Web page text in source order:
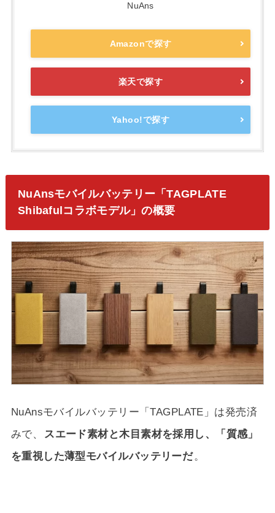
NuAns
Amazonで探す
楽天で探す
Yahoo!で探す
NuAnsモバイルバッテリー「TAGPLATE
Shibafulコラボモデル」の概要
NuAnsモバイルバッテリー「TAGPLATE」は発売済
みで、
スエード素材と木目素材を採用し、「質感」
を重視した薄型モバイルバッテリーだ。